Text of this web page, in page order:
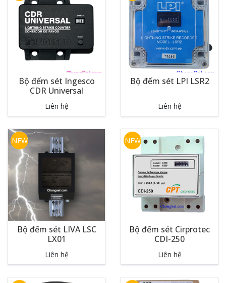
Bộ đếm sét Ingesco
CDR Universal
Liên hệ
Bộ đếm sét LPI LSR2
Liên hệ
NEW
Bộ đếm sét LIVA LSC
LX01
Liên hệ
NEW
Bộ đếm sét Cirprotec
CDI-250
Liên hệ